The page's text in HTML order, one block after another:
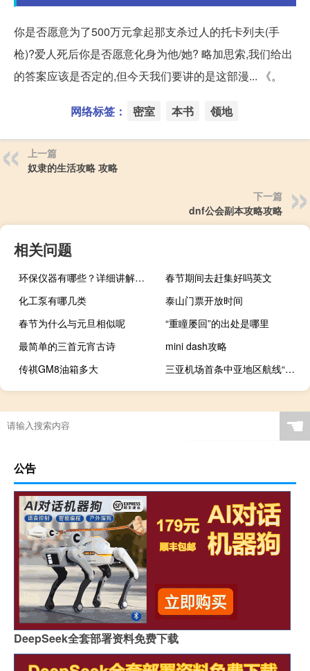
你是否愿意为了500万元拿起那支杀过人的托卡列夫(手
枪)?爱人死后你是否愿意化身为他/她? 略加思索,我们给出
的答案应该是否定的,但今天我们要讲的是这部漫... 《。
网络标签： 密室 本书 领地
上一篇
奴隶的生活攻略 攻略
下一篇
dnf公会副本攻略攻略
相关问题
环保仪器有哪些？详细讲解各类环保仪器的使用方法
春节期间去赶集好吗英文
化工泵有哪几类
泰山门票开放时间
春节为什么与元旦相似呢
“重瞳屡回”的出处是哪里
最简单的三首元宵古诗
mini dash攻略
传祺GM8油箱多大
三亚机场首条中亚地区航线“三亚=阿拉木图”国际航线正式恢复
冬天跑步防水吗
☚
公告
DeepSeek全套部署资料免费下载